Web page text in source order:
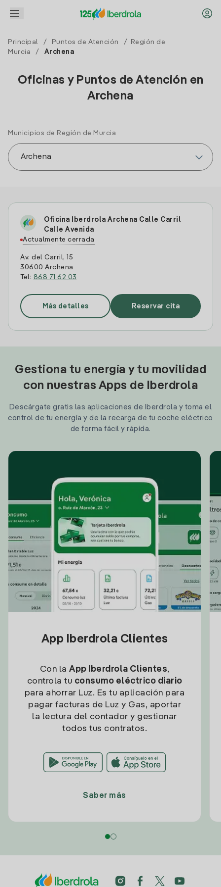
Principal / Puntos de Atención /
Región de
Murcia
/ Archena
Oficinas y Puntos de Atención en
Archena
Municipios de Región de Murcia
Oficina Iberdrola Archena Calle Carril
Calle Avenida
Actualmente cerrada
Av. del Carril, 15
30600 Archena
Tel: 868 71 62 03
Más detalles Reservar cita
Gestiona tu energía y tu movilidad
con nuestras Apps de Iberdrola
Descárgate gratis las aplicaciones de Iberdrola y toma el
control de tu energía y de la recarga de tu coche eléctrico
de forma fácil y rápida.
App Iberdrola Clientes
Con la App Iberdrola Clientes,
controla tu consumo eléctrico diario
para ahorrar Luz. Es tu aplicación para
pagar facturas de Luz y Gas, aportar
la lectura del contador y gestionar
todos tus contratos.
Saber más